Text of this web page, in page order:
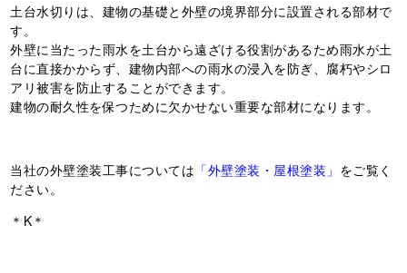
土台水切りは、建物の基礎と外壁の境界部分に設置される部材で
す。
外壁に当たった雨水を土台から遠ざける役割があるため雨水が土
台に直接かからず、建物内部への雨水の浸入を防ぎ、腐朽やシロ
アリ被害を防止することができます。
建物の耐久性を保つために欠かせない重要な部材になります。
当社の外壁塗装工事については 「外壁塗装・屋根塗装」 をご覧く
ださい。
＊K＊